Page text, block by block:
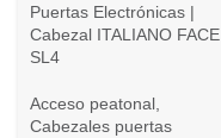
Puertas Electrónicas |
Cabezal ITALIANO FACE
SL4
Acceso peatonal
Cabezales puertas